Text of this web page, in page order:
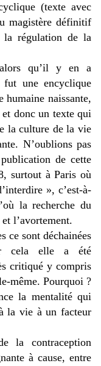
(texte avec
magistère définitif
la régulation de la
qu’il y en a
fut une encyclique
humaine naissante,
donc un texte qui
la culture de la vie
N’oublions pas
de cette
surtout à Paris où
», c’est-à-
la recherche du
l’avortement.
ce sont déchainées
cela elle a été
critiqué y compris
même. Pourquoi ?
la mentalité qui
la vie à un facteur
la contraception
à cause, entre